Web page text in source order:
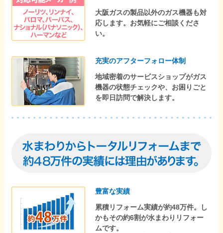
大阪ガスの製品以外のガス機器も対
応します。お気軽にご相談くださ
い。
充実のアフターフォロー体制
地域密着のサービスショップがガス
機器の状態チェックや、お困りごと
を即日訪問で解決します。
豊富な実績
累積リフォーム実績が約48万件。し
かもその約6割が水まわりリフォー
ムです。